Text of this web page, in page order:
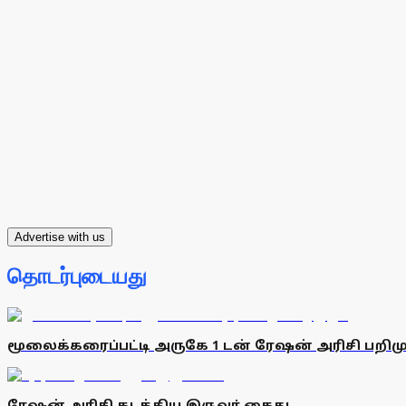
Advertise with us
தொடர்புடையது
மூலைக்கரைப்பட்டி அருகே 1 டன் ரேஷன் அரிசி